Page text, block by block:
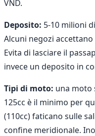
VND.
Deposito: 5-10 milioni
Alcuni negozi
Evita di lasciare il
invece un deposito in
Tipi di moto: una moto
125cc è il minimo per
(110cc) faticano sulle
confine meridionale.